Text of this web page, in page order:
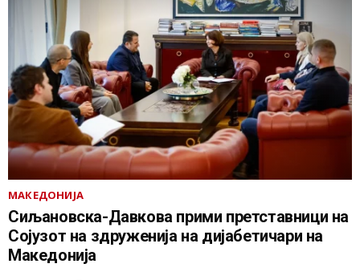
МАКЕДОНИЈА
Сиљановска-Давкова прими претставници на
Сојузот на здруженија на дијабетичари на
Македонија